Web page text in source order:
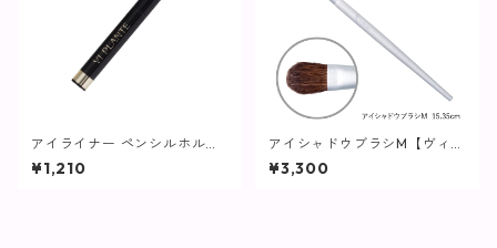
アイライナー ペンシルホルダ
ー【ヴィプランツ】
¥1,210
アイシャドウブラシM【ヴィプ
ランツ】
¥3,300